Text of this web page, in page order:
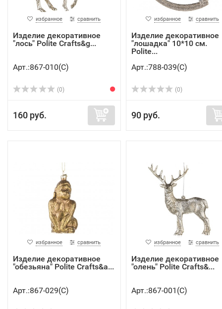
избранное сравнить
Изделие декоративное
"лось" Polite Crafts&g...
Арт.:867-010(C)
(0)
160 руб.
избранное сравнить
Изделие декоративное
"лошадка" 10*10 см.
Polite...
Арт.:788-039(C)
(0)
90 руб.
избранное сравнить
Изделие декоративное
"обезьяна" Polite Crafts&a...
Арт.:867-029(C)
избранное сравнить
Изделие декоративное
"олень" Polite Crafts&...
Арт.:867-001(C)